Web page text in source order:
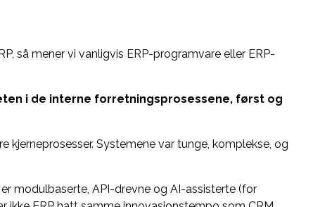
så mener vi vanligvis ERP-programvare eller ERP-
i de interne forretningsprosessene, først og
Systemene var tunge, komplekse, og
modulbaserte, API-drevne og AI-assisterte (for